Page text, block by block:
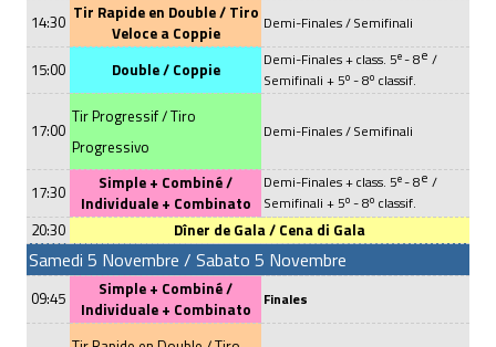
14:30 Tir Rapide en Double / Tiro
Veloce a Coppie
Demi-Finales /Semifinali
15:00 Double / Coppie Demi-Finales +class. 5e- 8e /
Semifinali + 5o - 8o classif.
17:00
Tir Progressif / Tiro
Progressivo
Demi-Finales /Semifinali
17:30
Simple + Combiné /
Individuale+ Combinato
Demi-Finales +class. 5e- 8e /
Semifinali + 5o - 8o classif.
20:30 Dîner de Gala / Cena di Gala
Samedi 5 Novembre / Sabato 5 Novembre
09:45
Simple + Combiné /
Individuale+ Combinato Finales